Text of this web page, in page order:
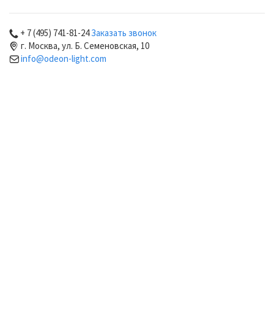
+ 7 (495) 741-81-24Заказать звонок
г. Москва, ул. Б. Семеновская, 10
info@odeon-light.com